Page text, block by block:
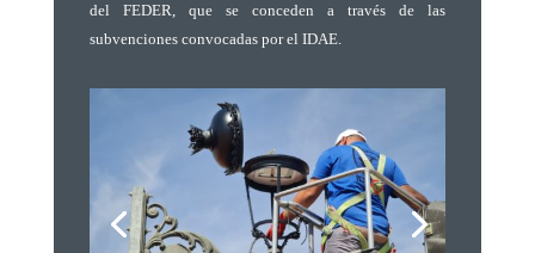
del FEDER, que se conceden a través de las
subvenciones convocadas por el IDAE.